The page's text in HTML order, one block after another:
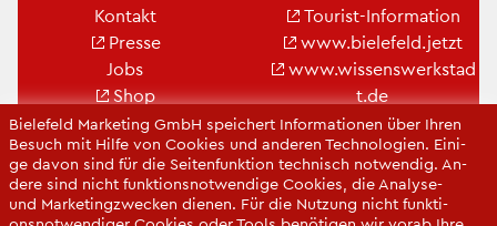
Bie­le­feld Mar­ke­ting GmbH spei­chert In­for­ma­tio­nen über Ihren
Be­such mit Hilfe von Coo­kies und an­de­ren Tech­no­lo­gi­en. Ei­ni­
ge davon sind für die Sei­ten­funk­ti­on tech­nisch not­wen­dig. An­
de­re sind nicht funk­ti­ons­not­wen­di­ge Coo­kies, die Ana­ly­se-
und Mar­ke­ting­zwe­cken die­nen. Für die Nut­zung nicht funk­ti­
Kon­takt
Pres­se
Jobs
Shop
Bie­le­feld-Gut­schein
Tou­rist-In­for­ma­ti­on
www.​bielefeld.​jetzt
www.​wis​sens​werk​stad​
t.​de
www.​cit​ybie​lefe​ld.​de
www.​bielefeld-​
convention.​de